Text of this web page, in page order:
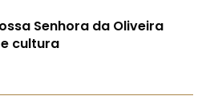
Senhora da Oliveira
cultura